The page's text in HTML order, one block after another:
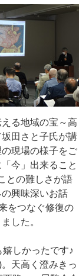
る地域の宝～高
田さと子氏が講
現場の様子をご
今」出来ること
との難しさが語
興味深いお話
をつなぐ修復の
した。
しかったです♪
天高く澄みきっ